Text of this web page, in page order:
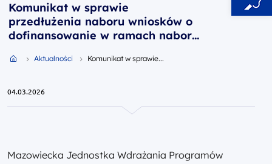
Komunikat w sprawie
przedłużenia naboru wniosków o
dofinansowanie w ramach naboru
2 marca 2026 r.)
Przejdź do strony głównej portalu
Aktualności Komunikat w sprawie...
04.03.2026
Mazowiecka Jednostka Wdrażania Programów